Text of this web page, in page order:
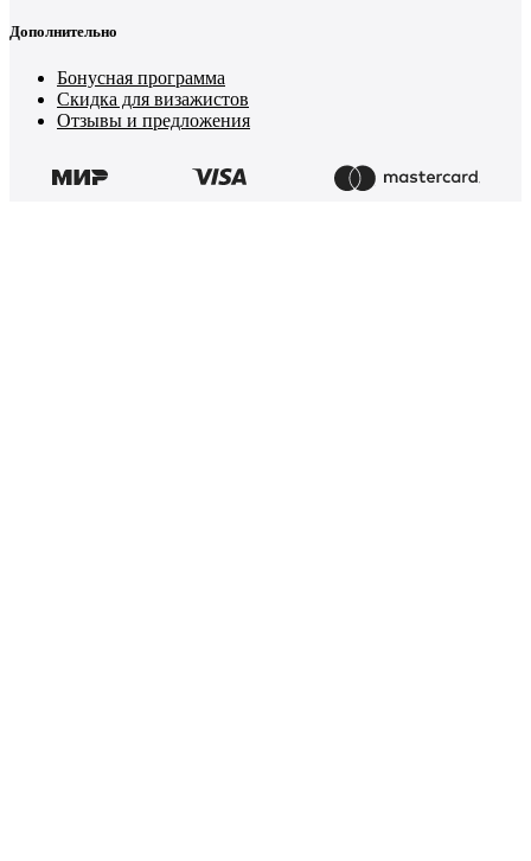
Дополнительно
Бонусная программа
Скидка для визажистов
Отзывы и предложения